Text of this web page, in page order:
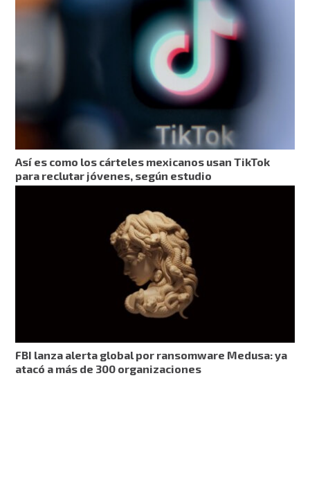
Así es como los cárteles mexicanos usan TikTok
para reclutar jóvenes, según estudio
FBI lanza alerta global por ransomware Medusa: ya
atacó a más de 300 organizaciones